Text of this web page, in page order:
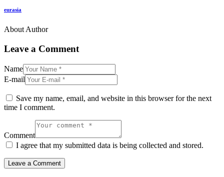
eurasia
About Author
Leave a Comment
Name
E-mail
Save my name, email, and website in this browser for the next
time I comment.
Comment
I agree that my submitted data is being collected and stored.